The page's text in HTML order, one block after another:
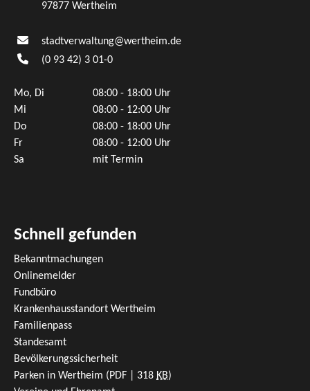
97877 Wertheim
stadtverwaltung@wertheim.de
(0 93 42) 3 01-0
Mo, Di
08:00 - 18:00 Uhr
Mi
08:00 - 12:00 Uhr
Do
08:00 - 18:00 Uhr
Fr
08:00 - 12:00 Uhr
Sa
mit Termin
Schnell gefunden
Bekanntmachungen
Onlinemelder
Fundbüro
Krankenhausstandort Wertheim
Familienpass
Standesamt
Bevölkerungssicherheit
Parken in Wertheim (PDF | 318 KB)